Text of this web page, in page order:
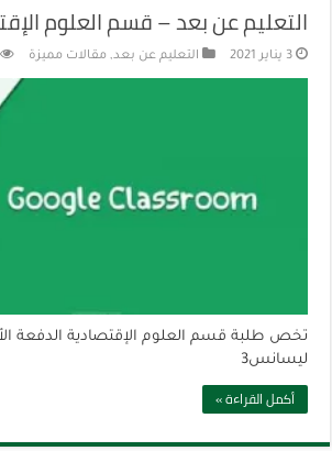
التعليم عن بعد – قسم العلوم
3 يناير 2021 التعليم عن بعد, مقالات مميزة
ليسانس3
أكمل القراءة »